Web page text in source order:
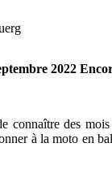
2022
connaître des
à la moto en